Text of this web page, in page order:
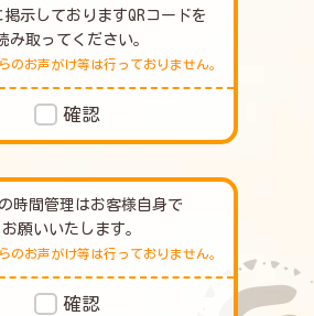
掲示しておりますQRコードを
み取ってください｡
のお声がけ等は行っておりません｡
確認
時間管理はお客様自身で
お願いいたします｡
のお声がけ等は行っておりません｡
確認